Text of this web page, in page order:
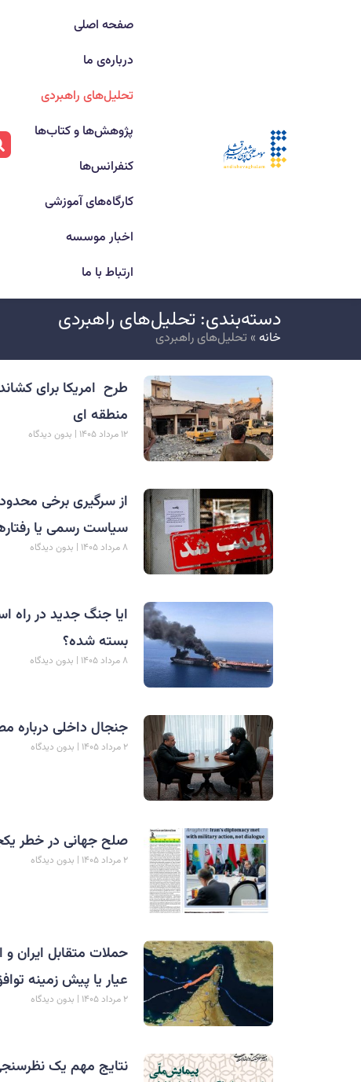
صفحه اصلی
درباره‌ی ما
تحلیل‌های راهبردی
پژوهش‌ها و کتاب‌ها
کنفرانس‌ها
کارگاه‌های آموزشی
اخبار موسسه
ارتباط با ما
دسته‌بندی: تحلیل‌های راهبردی
خانه » تحلیل‌های راهبردی
طرح امریکا برای
منطقه ای
۱۲ مرداد ۱۴۰۵ بدون دیدگاه
از سرگیری برخی
سیاست رسمی یا
۸ مرداد ۱۴۰۵ بدون دیدگاه
ایا جنگ جدید در راه
بسته شده؟
۸ مرداد ۱۴۰۵ بدون دیدگاه
جنجال داخلی درباره
۲ مرداد ۱۴۰۵ بدون دیدگاه
صلح جهانی در خطر
۲ مرداد ۱۴۰۵ بدون دیدگاه
حملات متقابل ایران
عیار یا پیش زمینه
۲ مرداد ۱۴۰۵ بدون دیدگاه
نتایج مهم یک